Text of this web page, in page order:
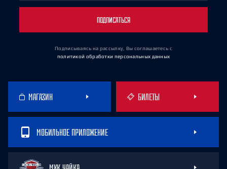
ПОДПИСАТЬСЯ
Подписываясь на рассылку, Вы соглашаетесь с
политикой обработки персональных данных
МАГАЗИН БИЛЕТЫ
МОБИЛЬНОЕ ПРИЛОЖЕНИЕ